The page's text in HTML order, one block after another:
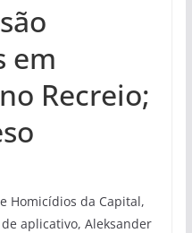
em
Recreio;
Homicídios da Capital,
aplicativo, Aleksander